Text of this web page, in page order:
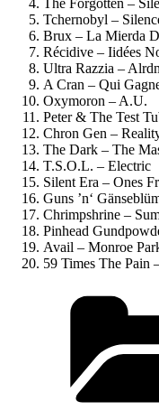
Tchernobyl –
Brux – La Mierda
Récidive – Iidées
Ultra Razzia –
A Cran – Qui
Oxymoron – A.U.
Peter & The Test
Chron Gen –
The Dark – The
T.S.O.L. – Electric
Silent Era – Ones
Guns ’n‘
Chrimpshrine –
Pinhead
Avail – Monroe
59 Times The Pain